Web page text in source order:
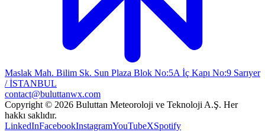
Maslak Mah. Bilim Sk. Sun Plaza Blok No:5A İç Kapı No:9 Sarıyer
/ İSTANBUL
contact@buluttanwx.com
Copyright © 2026 Buluttan Meteoroloji ve Teknoloji A.Ş. Her
hakkı saklıdır.
LinkedInFacebookInstagramYouTubeXSpotify